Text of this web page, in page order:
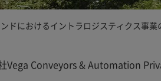
ドにおけるイントラロジスティクス事
Vega Conveyors & Automation